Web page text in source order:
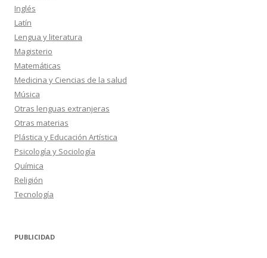
Inglés
Latín
Lengua y literatura
Magisterio
Matemáticas
Medicina y Ciencias de la salud
Música
Otras lenguas extranjeras
Otras materias
Plástica y Educación Artística
Psicología y Sociología
Química
Religión
Tecnología
PUBLICIDAD